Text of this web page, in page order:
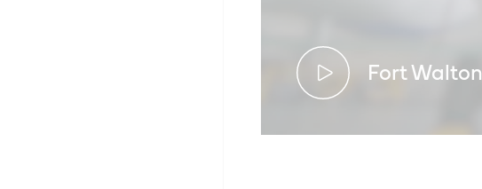
Fort Walton